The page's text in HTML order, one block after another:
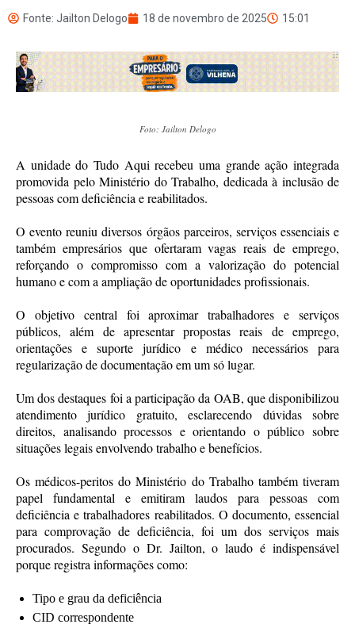
Fonte: Jailton Delogo 18 de novembro de 2025 15:01
Foto: Jailton Delogo
A unidade do Tudo Aqui recebeu uma grande ação integrada
promovida pelo Ministério do Trabalho, dedicada à inclusão de
pessoas com deficiência e reabilitados.
O evento reuniu diversos órgãos parceiros, serviços essenciais e
também empresários que ofertaram vagas reais de emprego,
reforçando o compromisso com a valorização do potencial
humano e com a ampliação de oportunidades profissionais.
O objetivo central foi aproximar trabalhadores e serviços
públicos, além de apresentar propostas reais de emprego,
orientações e suporte jurídico e médico necessários para
regularização de documentação em um só lugar.
Um dos destaques foi a participação da OAB, que disponibilizou
atendimento jurídico gratuito, esclarecendo dúvidas sobre
direitos, analisando processos e orientando o público sobre
situações legais envolvendo trabalho e benefícios.
Os médicos-peritos do Ministério do Trabalho também tiveram
papel fundamental e emitiram laudos para pessoas com
deficiência e trabalhadores reabilitados. O documento, essencial
para comprovação de deficiência, foi um dos serviços mais
procurados. Segundo o Dr. Jailton, o laudo é indispensável
porque registra informações como:
Tipo e grau da deficiência
CID correspondente